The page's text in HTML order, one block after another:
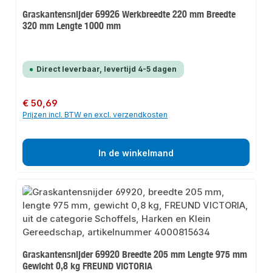
Graskantensnijder 69926 Werkbreedte 220 mm Breedte
320 mm Lengte 1000 mm
Direct leverbaar, levertijd 4-5 dagen
Normale prijs:
€ 50,69
Prijzen incl. BTW en excl. verzendkosten
In de winkelmand
Graskantensnijder 69920 Breedte 205 mm Lengte 975 mm
Gewicht 0,8 kg FREUND VICTORIA